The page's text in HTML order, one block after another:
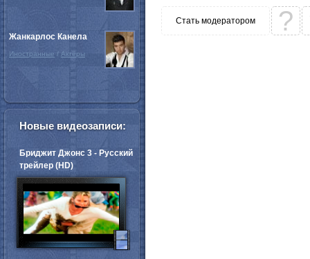
Стать модератором ?
Жанкарлос Канела
Иностранные / Актёры
Новые видеозаписи:
Бриджит Джонс 3 - Русский
трейлер (HD)